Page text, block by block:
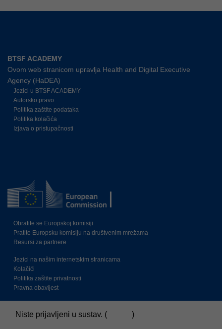
BTSF ACADEMY
Ovom web stranicom upravlja Health and Digital Executive
Agency (HaDEA)
Jezici u BTSF ACADEMY
Autorsko pravo
Politika zaštite podataka
Politika kolačića
Izjava o pristupačnosti
Obratite se Europskoj komisiji
Pratite Europsku komisiju na društvenim mrežama
Resursi za partnere
Jezici na našim internetskim stranicama
Kolačići
Politika zaštite privatnosti
Pravna obavijest
Niste prijavljeni u sustav. (
)